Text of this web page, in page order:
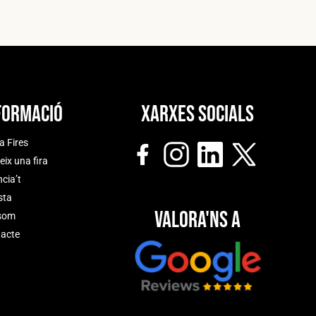
Fires
una fira
Xarxes socials
Valora'ns a